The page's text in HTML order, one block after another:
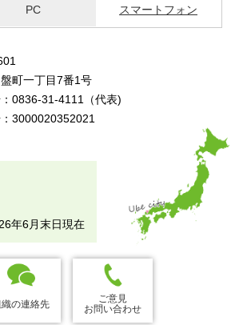
PC スマートフォン
町一丁目7番1号
：0836-31-4111（代表)
3000020352021
年6月末日現在
織の連絡先
ご意見
お問い合わせ